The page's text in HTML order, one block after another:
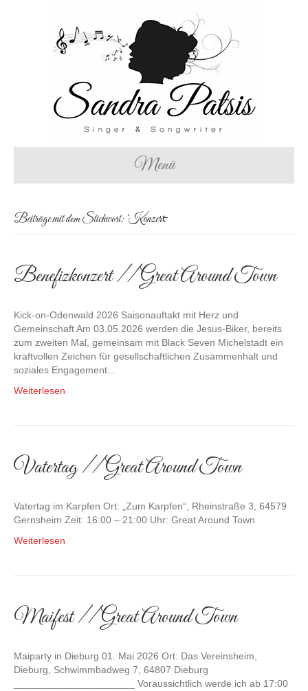
Menü
Beiträge mit dem Stichwort: ‘Konzert̵
Benefizkonzert // Great Around Town
Kick-on-Odenwald 2026 Saisonauftakt mit Herz und
Gemeinschaft Am 03.05.2026 werden die Jesus-Biker, bereits
zum zweiten Mal, gemeinsam mit Black Seven Michelstadt ein
kraftvollen Zeichen für gesellschaftlichen Zusammenhalt und
soziales Engagement…
Weiterlesen
Vatertag // Great Around Town
Vatertag im Karpfen Ort: „Zum Karpfen“, Rheinstraße 3, 64579
Gernsheim Zeit: 16:00 – 21:00 Uhr: Great Around Town
Weiterlesen
Maifest // Great Around Town
Maiparty in Dieburg 01. Mai 2026 Ort: Das Vereinsheim,
Dieburg, Schwimmbadweg 7, 64807 Dieburg
______________________ Voraussichtlich werde ich ab 17:00